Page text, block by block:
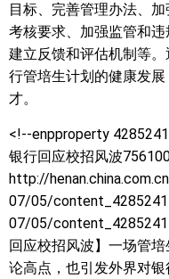
目标、完善管理办法、
考核要求、加强监管和
建立反馈和评估机制等
行管培生计划的健康发
才。
<!--enpproperty
银行回应校招风波
http://
07/05/
07/05/
回应校招风波】一场管
论高点，也引发外界对